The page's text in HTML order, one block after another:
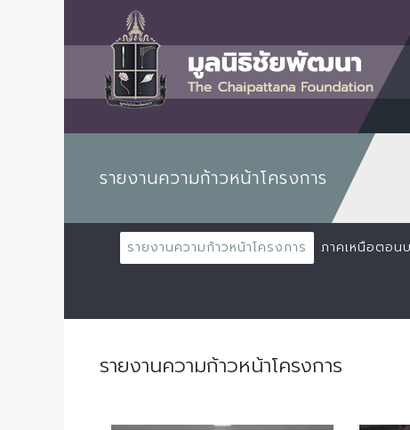
รายงานความก้าวหน้าโครงการ
รายงานความก้าวหน้าโครงการ ภาคเหนือตอน
รายงานความก้าวหน้าโครงการ